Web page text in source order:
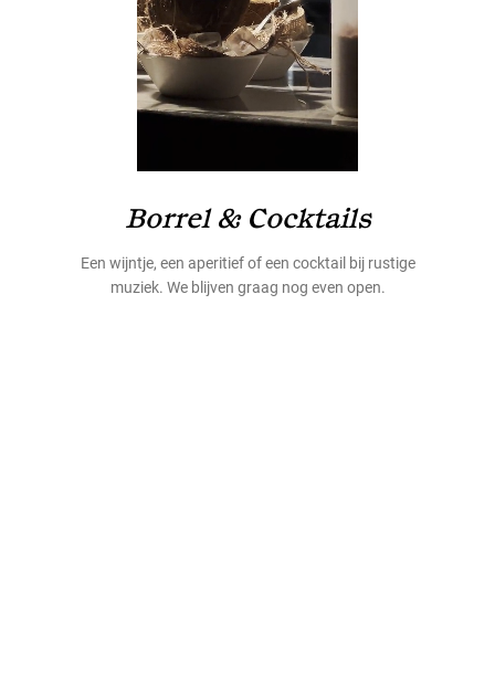
Borrel & Cocktails
Een wijntje, een aperitief of een cocktail bij rustige
muziek. We blijven graag nog even open.